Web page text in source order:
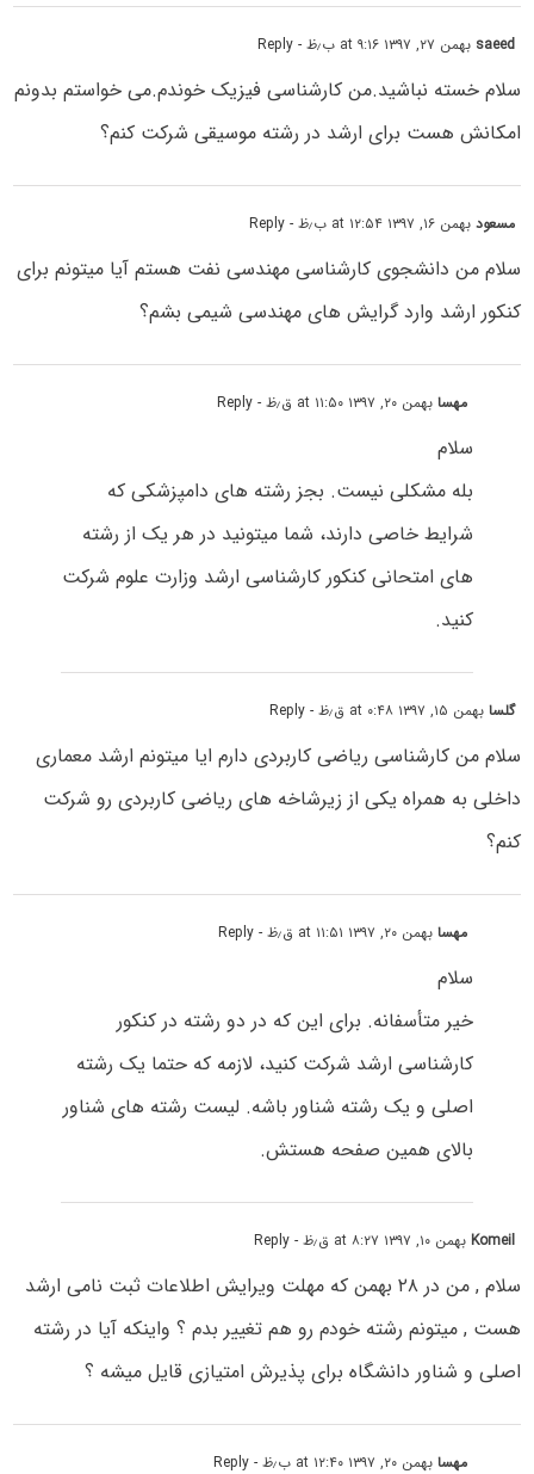
saeed بهمن ۲۷, ۱۳۹۷ at ۹:۱۶ ب٫ظ - Reply
سلام خسته نباشید.من کارشناسی فیزیک خوندم.می خواستم بدونم
امکانش هست برای ارشد در رشته موسیقی شرکت کنم؟
مسعودبهمن ۱۶, ۱۳۹۷ at ۱۲:۵۴ ب٫ظ - Reply
سلام من دانشجوی کارشناسی مهندسی نفت هستم آیا میتونم برای
کنکور ارشد وارد گرایش های مهندسی شیمی بشم؟
مهسابهمن ۲۰, ۱۳۹۷ at ۱۱:۵۰ ق٫ظ - Reply
سلام
بله مشکلی نیست. بجز رشته های دامپزشکی که
شرایط خاصی دارند، شما میتونید در هر یک از رشته
های امتحانی کنکور کارشناسی ارشد وزارت علوم شرکت
کنید.
گلسابهمن ۱۵, ۱۳۹۷ at ۰:۴۸ ق٫ظ - Reply
سلام من کارشناسی ریاضی کاربردی دارم ایا میتونم ارشد معماری
داخلی به همراه یکی از زیرشاخه های ریاضی کاربردی رو شرکت
کنم؟
مهسابهمن ۲۰, ۱۳۹۷ at ۱۱:۵۱ ق٫ظ - Reply
سلام
خیر متأسفانه. برای این که در دو رشته در کنکور
کارشناسی ارشد شرکت کنید، لازمه که حتما یک رشته
اصلی و یک رشته شناور باشه. لیست رشته های شناور
بالای همین صفحه هستش.
Komeilبهمن ۱۰, ۱۳۹۷ at ۸:۲۷ ق٫ظ - Reply
سلام , من در ۲۸ بهمن که مهلت ویرایش اطلاعات ثبت نامی ارشد
هست , میتونم رشته خودم رو هم تغییر بدم ؟ واینکه آیا در رشته
اصلی و شناور دانشگاه برای پذیرش امتیازی قایل میشه ؟
مهسابهمن ۲۰, ۱۳۹۷ at ۱۲:۴۰ ب٫ظ - Reply